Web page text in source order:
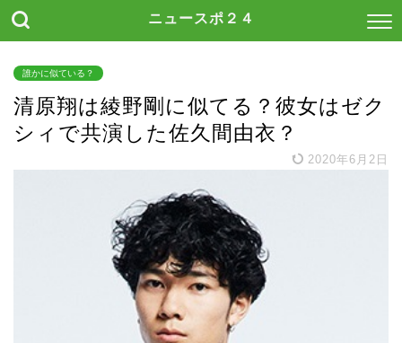
ニュースポ２４
誰かに似ている？
清原翔は綾野剛に似てる？彼女はゼク
シィで共演した佐久間由衣？
2020年6月2日